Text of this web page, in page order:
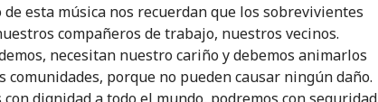
esta música nos recuerdan que los sobrevivientes
compañeros de trabajo, nuestros vecinos.
necesitan nuestro cariño y debemos animarlos
comunidades, porque no pueden causar ningún daño.
dignidad a todo el mundo, podremos con seguridad